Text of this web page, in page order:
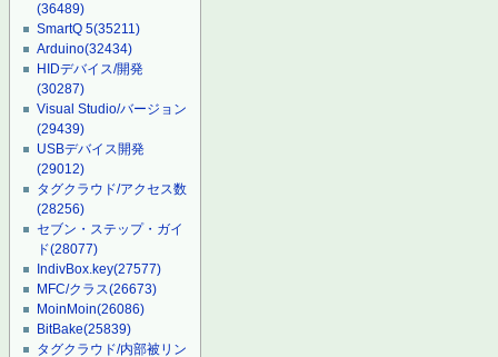
(36489)
SmartQ 5(35211)
Arduino(32434)
HIDデバイス/開発
(30287)
Visual Studio/バージョン
(29439)
USBデバイス開発
(29012)
タグクラウド/アクセス数
(28256)
セブン・ステップ・ガイ
ド(28077)
IndivBox.key(27577)
MFC/クラス(26673)
MoinMoin(26086)
BitBake(25839)
タグクラウド/内部被リン